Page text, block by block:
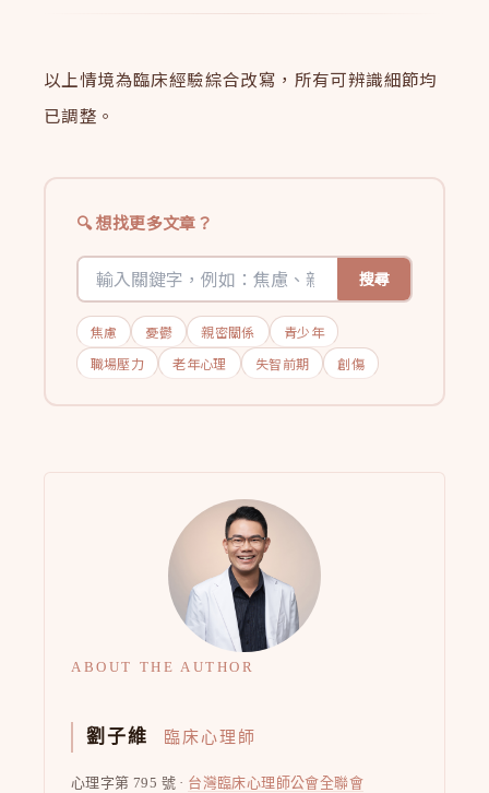
以上情境為臨床經驗綜合改寫，所有可辨識細節均
已調整。
想找更多文章？
搜尋
焦慮 憂鬱 親密關係
青少年
職場壓力
老年心理 失智前期 創傷
ABOUT THE AUTHOR
劉子維 臨床心理師
心理字第 795 號 · 台灣臨床心理師公會全聯會